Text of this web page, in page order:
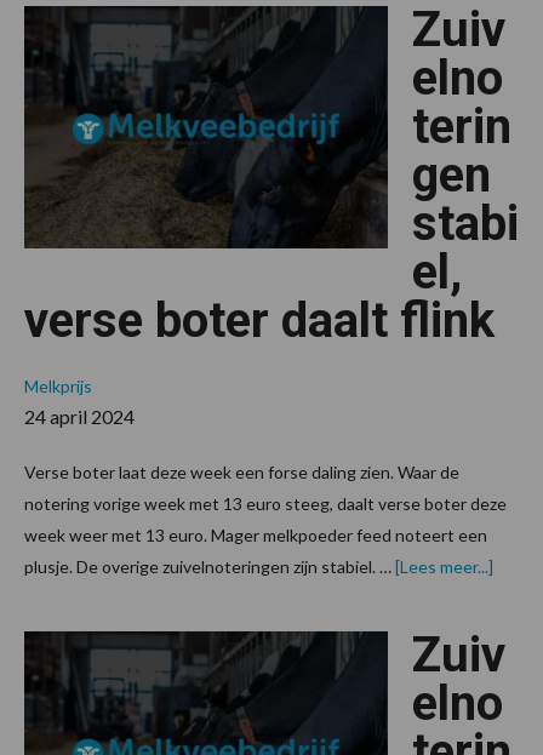
Zuiv
elno
terin
gen
stabi
el,
verse boter daalt flink
Melkprijs
24 april 2024
Verse boter laat deze week een forse daling zien. Waar de
notering vorige week met 13 euro steeg, daalt verse boter deze
week weer met 13 euro. Mager melkpoeder feed noteert een
plusje. De overige zuivelnoteringen zijn stabiel. …[Lees meer...]
daalt
flink
Zuiv
elno